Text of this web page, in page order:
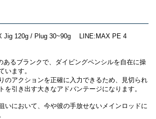
Jig 120g / Plug 30~90g LINE:MAX PE 4
あるブランクで、ダイビングペンシルを自在に操
います。
のアクションを正確に入力できるため、見切られ
を引き出す大きなアドバンテージになります。
いにおいて、今や彼の手放せないメインロッドに